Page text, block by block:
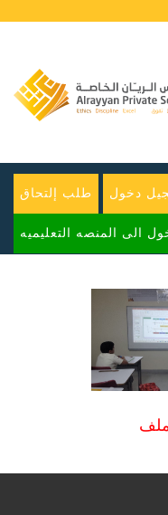
طلب إلتحاق دخول
الى المنصه التعليميه